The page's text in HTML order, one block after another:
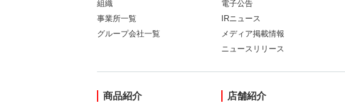
組織
事業所一覧
グループ会社一覧
電子公告
IRニュース
メディア掲載情報
ニュースリリース
商品紹介 店舗紹介